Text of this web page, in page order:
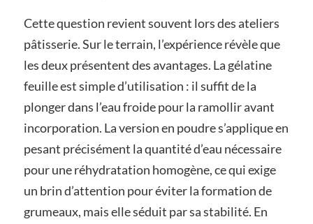
Cette question revient souvent lors des ateliers
pâtisserie. Sur le terrain, l’expérience révèle que
les deux présentent des avantages. La gélatine
feuille est simple d’utilisation : il suffit de la
plonger dans l’eau froide pour la ramollir avant
incorporation. La version en poudre s’applique en
pesant précisément la quantité d’eau nécessaire
pour une réhydratation homogène, ce qui exige
un brin d’attention pour éviter la formation de
grumeaux, mais elle séduit par sa stabilité. En